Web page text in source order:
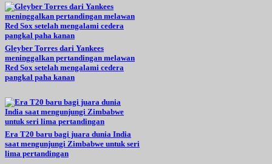
Gleyber Torres dari Yankees
meninggalkan pertandingan melawan
Red Sox setelah mengalami cedera
pangkal paha kanan
Era T20 baru bagi juara dunia India
saat mengunjungi Zimbabwe untuk seri
lima pertandingan